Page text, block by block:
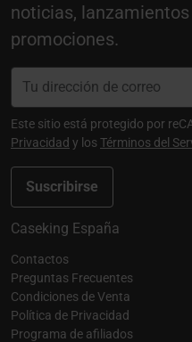
noticias,
promociones.
Suscribirse
Este sitio está protegido por
Privacidad y losTérminos del
Caseking España
Contactos
Preguntas Frecuentes
Condiciones de Venta
Política de Privacidad
Programa de afiliados